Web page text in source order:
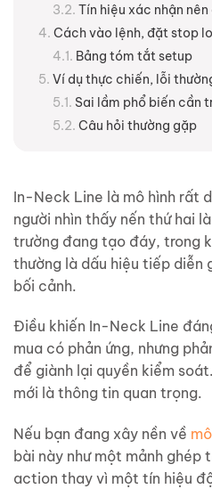
Tín hiệu xác nhận
Cách vào lệnh, đặt stop
Bảng tóm tắt setup
Ví dụ thực chiến, lỗi
Sai lầm phổ biến cần
Câu hỏi thường gặp
In-Neck Line là mô hình rất
người nhìn thấy nến thứ hai
trường đang tạo đáy, trong
thường là dấu hiệu tiếp diễn
bối cảnh.
Điều khiến In-Neck Line
mua có phản ứng, nhưng
để giành lại quyền kiểm
mới là thông tin quan trọng.
Nếu bạn đang xây nền về
bài này như một mảnh ghép
action thay vì một tín hiệu